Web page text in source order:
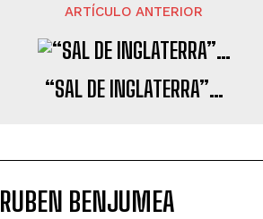
ARTÍCULO ANTERIOR
“SAL DE INGLATERRA”…
RUBEN BENJUMEA